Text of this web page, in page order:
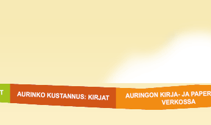
Aurinko Kustannus: kirjat Auringon kirja- ja
paperipuodit verkossa